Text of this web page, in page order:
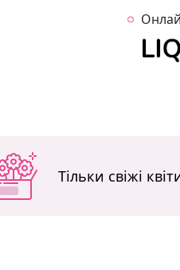
Тільки свіжі